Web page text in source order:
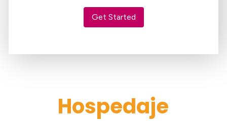
Hospedaje